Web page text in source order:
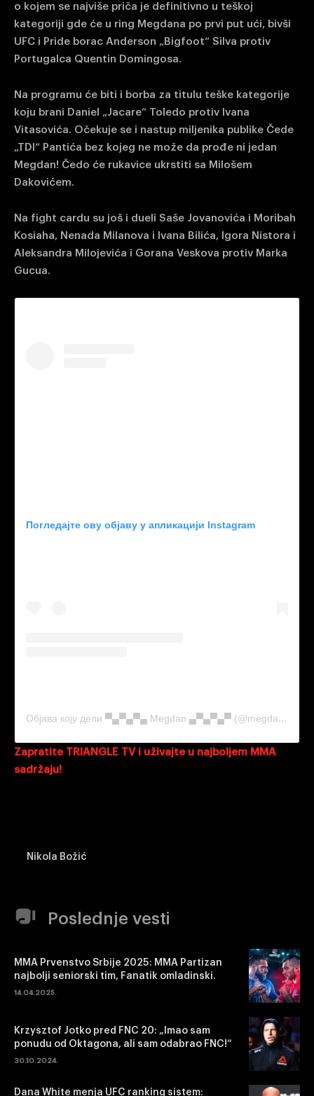
o kojem se najviše priča je definitivno u teškoj
kategoriji gde će u ring Megdana po prvi put ući, bivši
UFC i Pride borac Anderson „Bigfoot“ Silva protiv
Portugalca Quentin Domingosa.
Na programu će biti i borba za titulu teške kategorije
koju brani Daniel „Jacare“ Toledo protiv Ivana
Vitasovića. Očekuje se i nastup miljenika publike Čede
„TDI“ Pantića bez kojeg ne može da prođe ni jedan
Megdan! Čedo će rukavice ukrstiti sa Milošem
Dakovićem.
Na fight cardu su još i dueli Saše Jovanovića i Moribah
Kosiaha, Nenada Milanova i Ivana Bilića, Igora Nistora i
Aleksandra Milojevića i Gorana Veskova protiv Marka
Gucua.
Погледајте ову објаву у апликацији Instagram
Објава коју дели ▀▄▀▄▀▄ Megdan ▄▀▄▀▄▀ (@megdan.fighting)
Zapratite TRIANGLE TV i uživajte u najboljem MMA
sadržaju!
Nikola Božić
Poslednje vesti
MMA Prvenstvo Srbije 2025: MMA Partizan
najbolji seniorski tim, Fanatik omladinski.
14.04.2025.
Krzysztof Jotko pred FNC 20: „Imao sam
ponudu od Oktagona, ali sam odabrao FNC!“
30.10.2024.
Dana White menja UFC ranking sistem: